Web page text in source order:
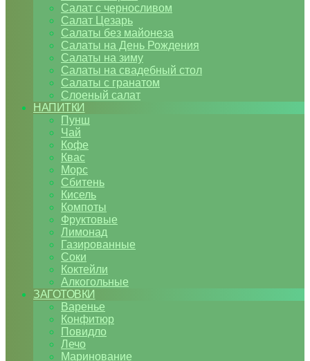
Салат с черносливом
Салат Цезарь
Салаты без майонеза
Салаты на День Рождения
Салаты на зиму
Салаты на свадебный стол
Салаты с гранатом
Слоеный салат
НАПИТКИ
Пунш
Чай
Кофе
Квас
Морс
Сбитень
Кисель
Компоты
Фруктовые
Лимонад
Газированные
Соки
Коктейли
Алкогольные
ЗАГОТОВКИ
Варенье
Конфитюр
Повидло
Лечо
Маринование